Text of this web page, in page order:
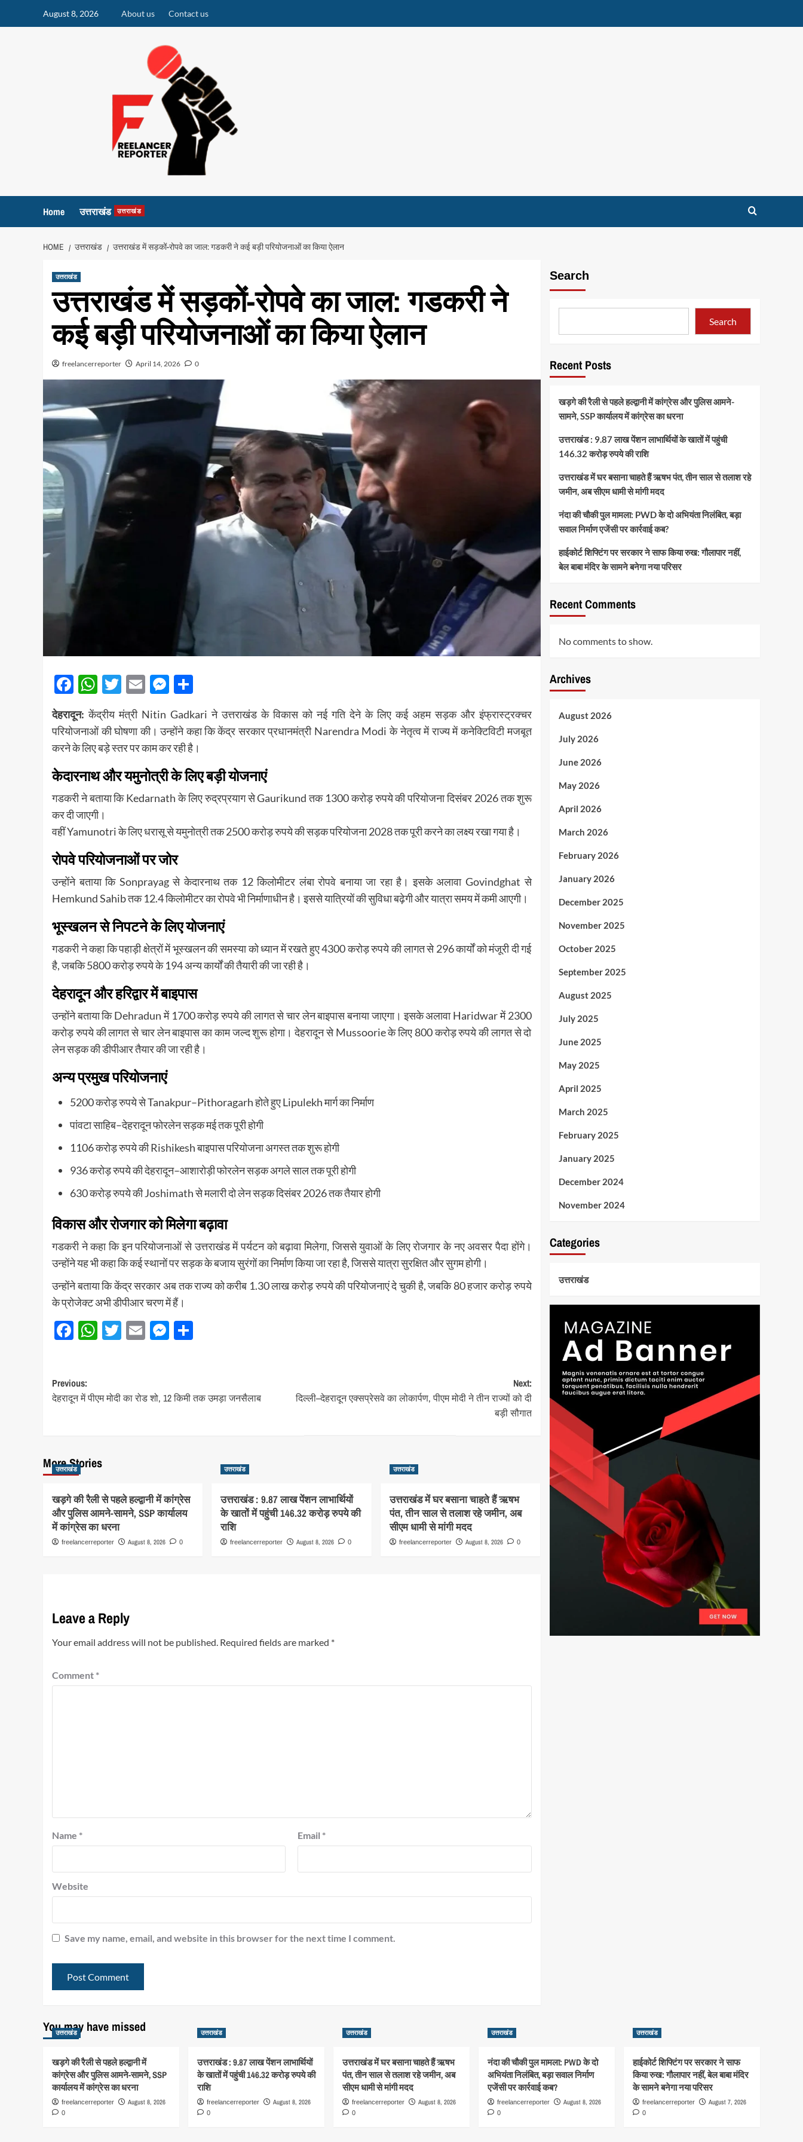
August 8, 2026 About us Contact us
Home उत्तराखंड उत्तराखंड
HOME उत्तराखंड उत्तराखंड में सड़कों-रोपवे का जाल: गडकरी ने कई बड़ी परियोजनाओं का किया ऐलान
उत्तराखंड
उत्तराखंड में सड़कों-रोपवे का जाल: गडकरी ने
कई बड़ी परियोजनाओं का किया ऐलान
freelancerreporter April 14, 2026 0
Facebook
WhatsApp
Twitter
EmailMessenger
देहरादून: केंद्रीय मंत्री Nitin Gadkari ने उत्तराखंड के विकास को नई गति देने के लिए कई अहम सड़क और इंफ्रास्ट्रक्चर
परियोजनाओं की घोषणा की। उन्होंने कहा कि केंद्र सरकार प्रधानमंत्री Narendra Modi के नेतृत्व में राज्य में कनेक्टिविटी मजबूत
करने के लिए बड़े स्तर पर काम कर रही है।
केदारनाथ और यमुनोत्री के लिए बड़ी योजनाएं
गडकरी ने बताया किKedarnathके लिए रुद्रप्रयाग सेGaurikundतक 1300 करोड़ रुपये की परियोजना दिसंबर 2026 तक शुरू
कर दी जाएगी।
वहींYamunotriके लिए धरासू से यमुनोत्री तक 2500 करोड़ रुपये की सड़क परियोजना 2028 तक पूरी करने का लक्ष्य रखा गया है।
रोपवे परियोजनाओं पर जोर
उन्होंने बताया कि Sonprayagसे केदारनाथ तक 12 किलोमीटर लंबा रोपवे बनाया जा रहा है। इसके अलावा Govindghat से
Hemkund Sahibतक 12.4 किलोमीटर का रोपवे भी निर्माणाधीन है। इससे यात्रियों की सुविधा बढ़ेगी और यात्रा समय में कमी आएगी।
भूस्खलन से निपटने के लिए योजनाएं
गडकरी ने कहा कि पहाड़ी क्षेत्रों में भूस्खलन की समस्या को ध्यान में रखते हुए 4300 करोड़ रुपये की लागत से 296 कार्यों को मंजूरी दी गई
है, जबकि 5800 करोड़ रुपये के 194 अन्य कार्यों की तैयारी की जा रही है।
देहरादून और हरिद्वार में बाइपास
उन्होंने बताया किDehradunमें 1700 करोड़ रुपये की लागत से चार लेन बाइपास बनाया जाएगा। इसके अलावाHaridwarमें 2300
करोड़ रुपये की लागत से चार लेन बाइपास का काम जल्द शुरू होगा। देहरादून सेMussoorieके लिए 800 करोड़ रुपये की लागत से दो
लेन सड़क की डीपीआर तैयार की जा रही है।
अन्य प्रमुख परियोजनाएं
5200 करोड़ रुपये सेTanakpur–Pithoragarhहोते हुएLipulekhमार्ग का निर्माण
पांवटा साहिब–देहरादून फोरलेन सड़क मई तक पूरी होगी
1106 करोड़ रुपये कीRishikeshबाइपास परियोजना अगस्त तक शुरू होगी
936 करोड़ रुपये की देहरादून–आशारोड़ी फोरलेन सड़क अगले साल तक पूरी होगी
630 करोड़ रुपये कीJoshimathसे मलारी दो लेन सड़क दिसंबर 2026 तक तैयार होगी
विकास और रोजगार को मिलेगा बढ़ावा
गडकरी ने कहा कि इन परियोजनाओं से उत्तराखंड में पर्यटन को बढ़ावा मिलेगा, जिससे युवाओं के लिए रोजगार के नए अवसर पैदा होंगे।
उन्होंने यह भी कहा कि कई स्थानों पर सड़क के बजाय सुरंगों का निर्माण किया जा रहा है, जिससे यात्रा सुरक्षित और सुगम होगी।
उन्होंने बताया कि केंद्र सरकार अब तक राज्य को करीब 1.30 लाख करोड़ रुपये की परियोजनाएं दे चुकी है, जबकि 80 हजार करोड़ रुपये
के प्रोजेक्ट अभी डीपीआर चरण में हैं।
Facebook
WhatsApp
Twitter
EmailMessenger
Post
navigation
Previous:
देहरादून में पीएम मोदी का रोड शो, 12 किमी तक उमड़ा जनसैलाब
Next:
दिल्ली–देहरादून एक्सप्रेसवे का लोकार्पण, पीएम मोदी ने तीन राज्यों को दी
बड़ी सौगात
More Stories
उत्तराखंड
खड़गे की रैली से पहले हल्द्वानी में कांग्रेस
और पुलिस आमने-सामने, SSP कार्यालय
में कांग्रेस का धरना
freelancerreporter August 8, 2026 0
उत्तराखंड
उत्तराखंड : 9.87 लाख पेंशन लाभार्थियों
के खातों में पहुंची 146.32 करोड़ रुपये की
राशि
freelancerreporter August 8, 2026 0
उत्तराखंड
उत्तराखंड में घर बसाना चाहते हैं ऋषभ
पंत, तीन साल से तलाश रहे जमीन, अब
सीएम धामी से मांगी मदद
freelancerreporter August 8, 2026 0
Leave a Reply
Your email address will not be published. Required fields are marked *
Comment *
Name * Email *
Website
Save my name, email, and website in this browser for the next time I comment.
Search
Search
Recent Posts
खड़गे की रैली से पहले हल्द्वानी में कांग्रेस और पुलिस आमने-
सामने, SSP कार्यालय में कांग्रेस का धरना
उत्तराखंड : 9.87 लाख पेंशन लाभार्थियों के खातों में पहुंची
146.32 करोड़ रुपये की राशि
उत्तराखंड में घर बसाना चाहते हैं ऋषभ पंत, तीन साल से तलाश रहे
जमीन, अब सीएम धामी से मांगी मदद
नंदा की चौकी पुल मामला: PWD के दो अभियंता निलंबित, बड़ा
सवाल निर्माण एजेंसी पर कार्रवाई कब?
हाईकोर्ट शिफ्टिंग पर सरकार ने साफ किया रुख: गौलापार नहीं,
बेल बाबा मंदिर के सामने बनेगा नया परिसर
Recent Comments
No comments to show.
Archives
August 2026
July 2026
June 2026
May 2026
April 2026
March 2026
February 2026
January 2026
December 2025
November 2025
October 2025
September 2025
August 2025
July 2025
June 2025
May 2025
April 2025
March 2025
February 2025
January 2025
December 2024
November 2024
Categories
उत्तराखंड
You may have missed
उत्तराखंड
खड़गे की रैली से पहले हल्द्वानी में
कांग्रेस और पुलिस आमने-सामने, SSP
कार्यालय में कांग्रेस का धरना
freelancerreporter August 8, 2026
0
उत्तराखंड
उत्तराखंड : 9.87 लाख पेंशन लाभार्थियों
के खातों में पहुंची 146.32 करोड़ रुपये की
राशि
freelancerreporter August 8, 2026
0
उत्तराखंड
उत्तराखंड में घर बसाना चाहते हैं ऋषभ
पंत, तीन साल से तलाश रहे जमीन, अब
सीएम धामी से मांगी मदद
freelancerreporter August 8, 2026
0
उत्तराखंड
नंदा की चौकी पुल मामला: PWD के दो
अभियंता निलंबित, बड़ा सवाल निर्माण
एजेंसी पर कार्रवाई कब?
freelancerreporter August 8, 2026
0
उत्तराखंड
हाईकोर्ट शिफ्टिंग पर सरकार ने साफ
किया रुख: गौलापार नहीं, बेल बाबा मंदिर
के सामने बनेगा नया परिसर
freelancerreporter August 7, 2026
0